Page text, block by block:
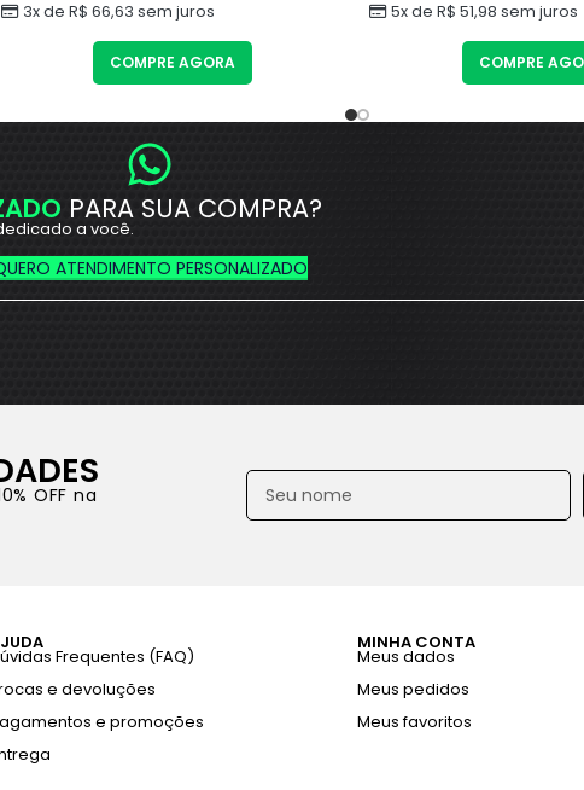
3x de R$ 66,63 sem juros
COMPRE AGORA
5x de R$ 51,98 sem juros
COMPRE
PARA SUA COMPRA?
a você.
ATENDIMENTO PERSONALIZADO
OFF na
Frequentes (FAQ)
e devoluções
e promoções
MINHA CONTA
Meus dados
Meus pedidos
Meus favoritos